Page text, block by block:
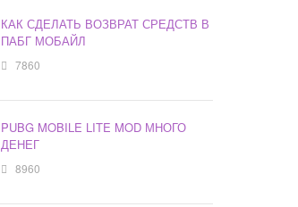
КАК СДЕЛАТЬ ВОЗВРАТ СРЕДСТВ В
ПАБГ МОБАЙЛ
7860
PUBG MOBILE LITE MOD МНОГО
ДЕНЕГ
8960